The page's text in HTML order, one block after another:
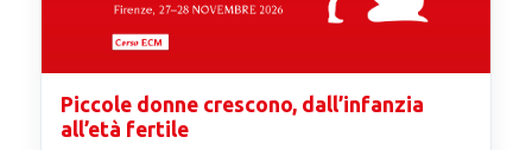
Piccole donne crescono, dall’infanzia
all’età fertile